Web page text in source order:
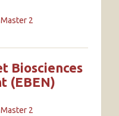
2
Biosciences
(EBEN)
2